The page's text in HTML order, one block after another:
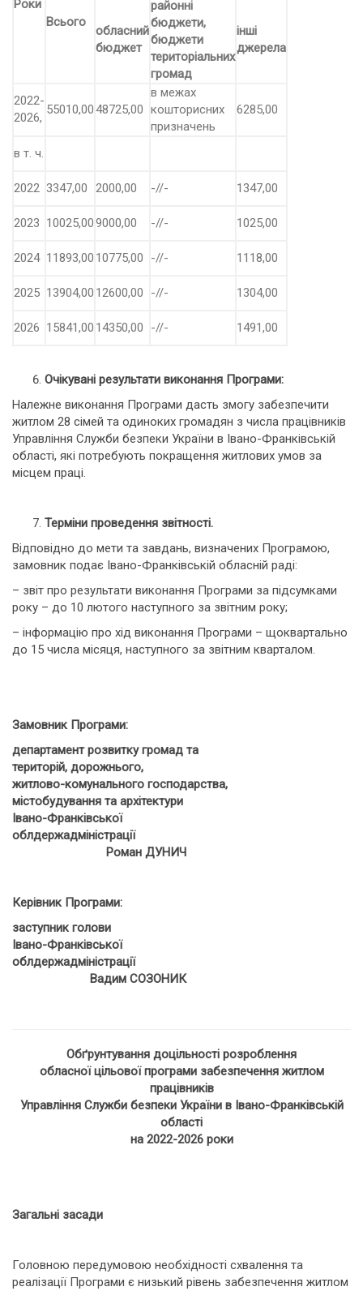
Роки
Всього
обласний
бюджет
районні
бюджети,
бюджети
територіальних
громад
інші
джерела
2022-
2026,
55010,0048725,00
в межах
кошторисних
призначень
6285,00
в т. ч.
2022 3347,00 2000,00 -//- 1347,00
2023 10025,009000,00 -//- 1025,00
2024 11893,00 10775,00 -//- 1118,00
2025 13904,00 12600,00 -//- 1304,00
2026 15841,00 14350,00 -//- 1491,00
Очікувані результати виконання Програми:
Належне виконання Програми дасть змогу забезпечити
житлом 28 сімей та одиноких громадян з числа працівників
Управління Служби безпеки України в Івано-Франківській
області, які потребують покращення житлових умов за
місцем праці.
Терміни проведення звітності.
Відповідно до мети та завдань, визначених Програмою,
замовник подає Івано-Франківській обласній раді:
– звіт про результати виконання Програми за підсумками
року – до 10 лютого наступного за звітним року;
– інформацію про хід виконання Програми – щоквартально
до 15 числа місяця, наступного за звітним кварталом.
Замовник Програми:
департамент розвитку громад та
територій, дорожнього,
житлово-комунального господарства,
містобудування та архітектури
Івано-Франківської
облдержадміністрації
Роман ДУНИЧ
Керівник Програми:
заступник голови
Івано-Франківської
облдержадміністрації
Вадим СОЗОНИК
Обґрунтування доцільності розроблення
обласної цільової програми забезпечення житлом
працівників
Управління Служби безпеки України в Івано-Франківській
області
на 2022-2026 роки
Загальні засади
Головною передумовою необхідності схвалення та
реалізації Програми є низький рівень забезпечення житлом